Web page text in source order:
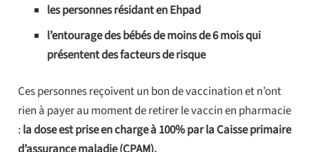
les personnes résidant en Ehpad
l’entourage des bébés de moins de 6 mois qui
présentent des facteurs de risque
Ces personnes reçoivent un bon de vaccination et n’ont
rien à payer au moment de retirer le vaccin en pharmacie
: la dose est prise en charge à 100% par la Caisse primaire